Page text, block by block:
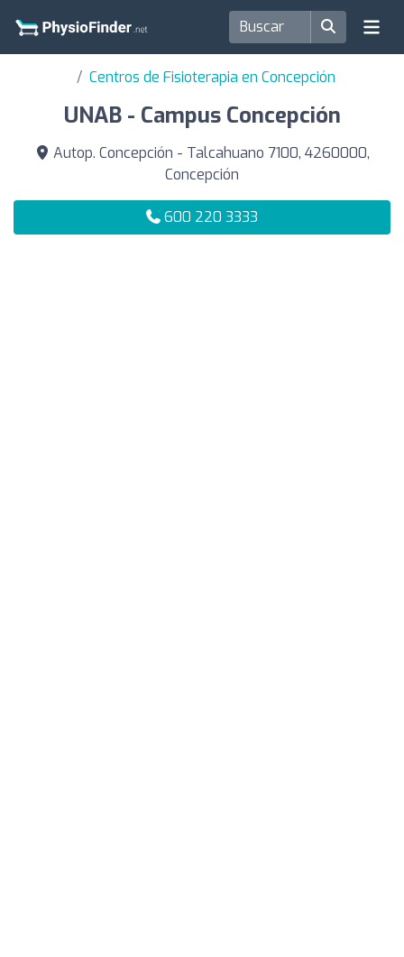
Centros de Fisioterapia en Concepción
UNAB - Campus Concepción
Autop. Concepción - Talcahuano 7100, 4260000,
Concepción
600 220 3333